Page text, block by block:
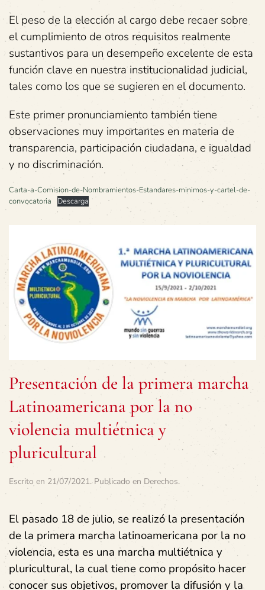
El peso de la elección al cargo debe recaer sobre
el cumplimiento de otros requisitos realmente
sustantivos para un desempeño excelente de esta
función clave en nuestra institucionalidad judicial,
tales como los que se sugieren en el documento.
Este primer pronunciamiento también tiene
observaciones muy importantes en materia de
transparencia, participación ciudadana, e igualdad
y no discriminación.
Carta-a-Comision-de-Nombramientos-Estandares-minimos-y-cartel-de-
convocatoria
Descarga
Presentación de la primera marcha
Latinoamericana por la no
violencia multiétnica y
pluricultural
Escrito en 21/07/2021. Publicado en Derechos.
El pasado 18 de julio, se realizó la presentación
de la primera marcha latinoamericana por la no
violencia, esta es una marcha multiétnica y
pluricultural, la cual tiene como propósito hacer
conocer sus objetivos, promover la difusión y la